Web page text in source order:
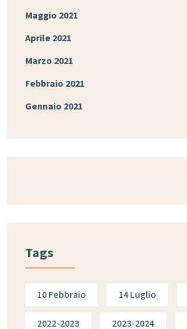
Maggio 2021
Aprile 2021
Marzo 2021
Febbraio 2021
Gennaio 2021
Tags
10 Febbraio 14 Luglio
2022-2023 2023-2024